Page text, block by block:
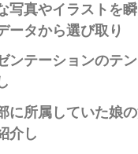
写真やイラストを
ータから選び取り
ンテーションのテ
に所属していた娘
介し